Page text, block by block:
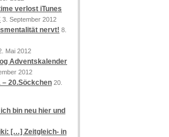
verlost iTunes
3. September 2012
nervt! 8.
Mai 2012
Adventskalender
2012
– 20.Söckchen 20.
bin neu hier und
[…] Zeitgleich- in